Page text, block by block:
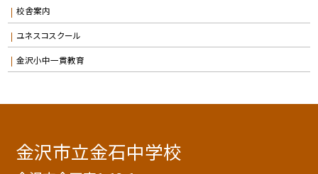
校舎案内
ユネスコスクール
金沢小中一貫教育
金沢市立金石中学校